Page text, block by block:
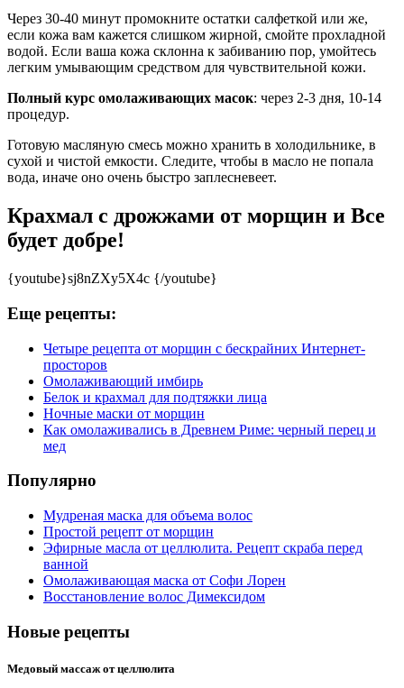
Через 30-40 минут промокните остатки салфеткой или же,
если кожа вам кажется слишком жирной, смойте прохладной
водой. Если ваша кожа склонна к забиванию пор, умойтесь
легким умывающим средством для чувствительной кожи.
Полный курс омолаживающих масок: через 2-3 дня, 10-14
процедур.
Готовую масляную смесь можно хранить в холодильнике, в
сухой и чистой емкости. Следите, чтобы в масло не попала
вода, иначе оно очень быстро заплесневеет.
Крахмал с дрожжами от морщин и Все
будет добре!
{youtube}sj8nZXy5X4c {/youtube}
Еще рецепты:
Четыре рецепта от морщин с бескрайних Интернет-
просторов
Омолаживающий имбирь
Белок и крахмал для подтяжки лица
Ночные маски от морщин
Как омолаживались в Древнем Риме: черный перец и
мед
Популярно
Мудреная маска для объема волос
Простой рецепт от морщин
Эфирные масла от целлюлита. Рецепт скраба перед
ванной
Омолаживающая маска от Софи Лорен
Восстановление волос Димексидом
Новые рецепты
Медовый массаж от целлюлита